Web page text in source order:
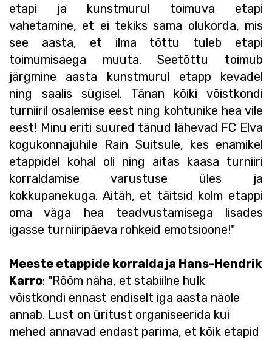
etapi ja kunstmurul toimuva etapi
vahetamine, et ei tekiks sama olukorda, mis
see aasta, et ilma tõttu tuleb etapi
toimumisaega muuta. Seetõttu toimub
järgmine aasta kunstmurul etapp kevadel
ning saalis sügisel. Tänan kõiki võistkondi
turniiril osalemise eest ning kohtunike hea vile
eest! Minu eriti suured tänud lähevad FC Elva
kogukonnajuhile Rain Suitsule, kes enamikel
etappidel kohal oli ning aitas kaasa turniiri
korraldamise varustuse üles ja
kokkupanekuga. Aitäh, et täitsid kolm etappi
oma väga hea teadvustamisega lisades
igasse turniiripäeva rohkeid emotsioone!"
Meeste etappide korraldaja Hans-Hendrik
Karro: "Rõõm näha, et stabiilne hulk
võistkondi ennast endiselt iga aasta näole
annab. Lust on üritust organiseerida kui
mehed annavad endast parima, et kõik etapid